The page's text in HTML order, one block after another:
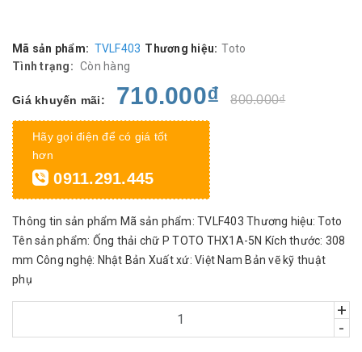
Mã sản phẩm: TVLF403 Thương hiệu: Toto
Tình trạng: Còn hàng
Giá khuyến mãi: 710.000₫ 800.000₫
Hãy gọi điện để có giá tốt
hơn
0911.291.445
Thông tin sản phẩm Mã sản phẩm: TVLF403 Thương hiệu: Toto
Tên sản phẩm: Ống thải chữ P TOTO THX1A-5N Kích thước: 308
mm Công nghệ: Nhật Bản Xuất xứ: Việt Nam Bản vẽ kỹ thuật
phụ
+
-